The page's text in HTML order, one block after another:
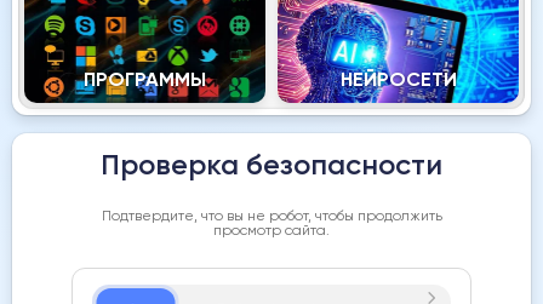
ПРОГРАММЫ НЕЙРОСЕТИ
Проверка безопасности
Подтвердите, что вы не робот, чтобы продолжить
просмотр сайта.